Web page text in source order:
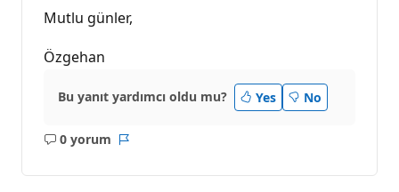
Mutlu günler,
Özgehan
Bu yanıt yardımcı oldu mu? Yes No
0 yorum
Açıklama